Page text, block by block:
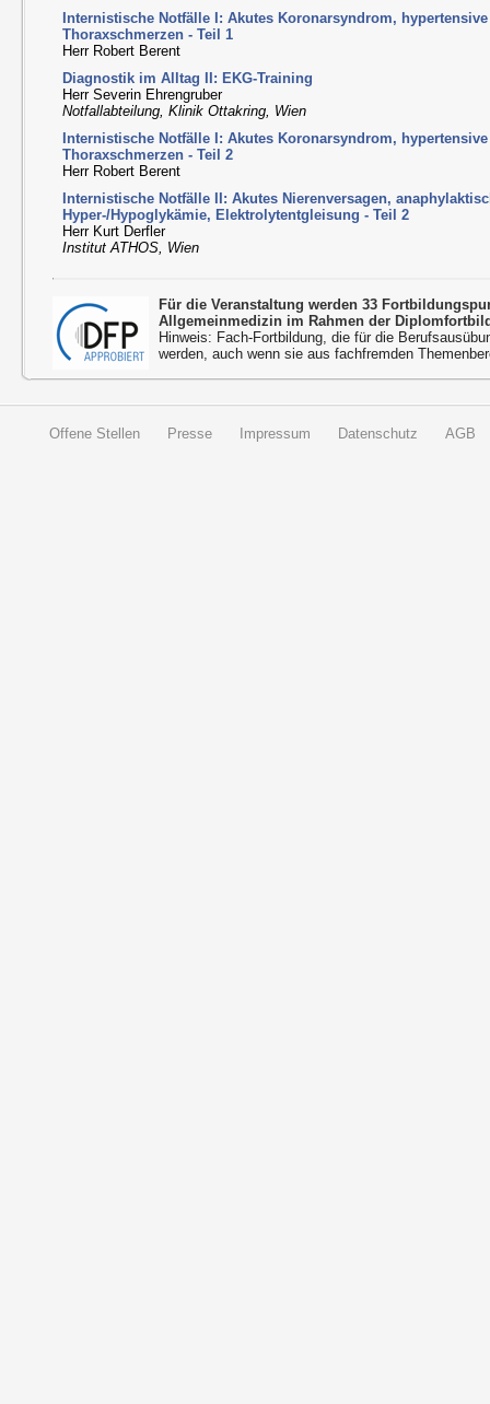
Internistische Notfälle I: Akutes Koronarsyndrom,
Thoraxschmerzen - Teil 1
Herr Robert Berent
Diagnostik im Alltag II: EKG-Training
Herr Severin Ehrengruber
Notfallabteilung, Klinik Ottakring, Wien
Internistische Notfälle I: Akutes Koronarsyndrom,
Thoraxschmerzen - Teil 2
Herr Robert Berent
Internistische Notfälle II: Akutes Nierenversagen,
Hyper-/Hypoglykämie, Elektrolytentgleisung - Teil 2
Herr Kurt Derfler
Institut ATHOS, Wien
Für die Veranstaltung werden 33
Allgemeinmedizin im Rahmen der
Hinweis: Fach-Fortbildung, die für die
werden, auch wenn sie aus fachfremden
Offene Stellen Presse Impressum Datenschutz AGB